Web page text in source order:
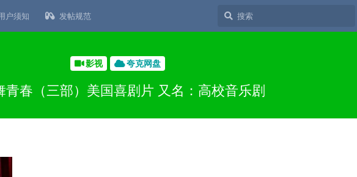
户须知 发帖规范
影视 夸克网盘
青春（三部）美国喜剧片 又名：高校音乐剧